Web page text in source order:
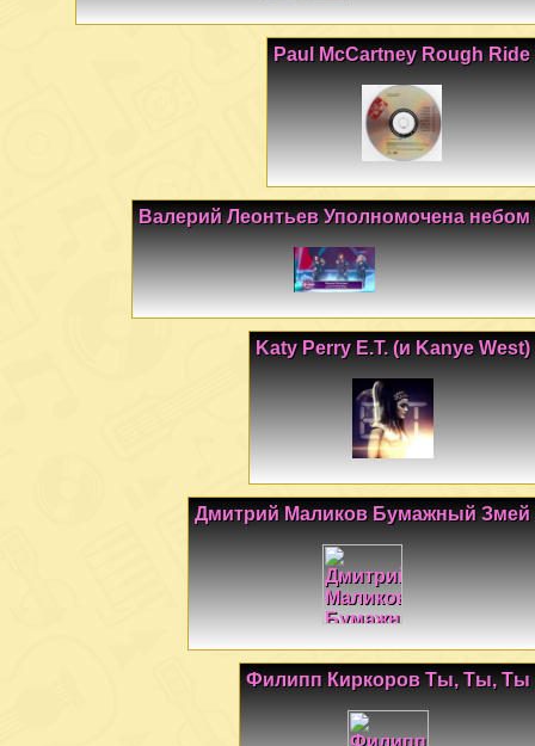
Paul McCartney Rough Ride
Валерий Леонтьев Уполномочена небом
Katy Perry E.T. (и Kanye West)
Дмитрий Маликов Бумажный Змей
Филипп Киркоров Ты, Ты, Ты